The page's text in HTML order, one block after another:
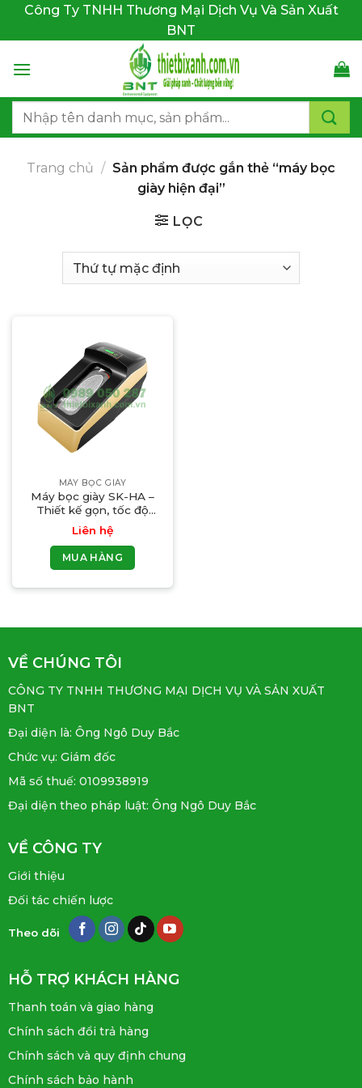
dung
Công Ty TNHH Thương Mại Dịch Vụ Và Sản Xuất
BNT
Tìm
Trang chủ / Sản phẩm được gắn thẻ “máy bọc
giày hiện đại”
LỌC
MÁY BỌC GIÀY
Máy bọc giày SK-HA –
Thiết kế gọn, tốc độ
nhanh, dùng cực tiện
Liên hệ
MUA HÀNG
VỀ CHÚNG TÔI
CÔNG TY TNHH THƯƠNG MẠI DỊCH VỤ VÀ SẢN XUẤT
BNT
Đại diện là: Ông Ngô Duy Bắc
Chức vụ: Giám đốc
Mã số thuế: 0109938919
Đại diện theo pháp luật: Ông Ngô Duy Bắc
VỀ CÔNG TY
Giới thiệu
Đối tác chiến lược
Theo dõi
HỖ TRỢ KHÁCH HÀNG
Thanh toán và giao hàng
Chính sách đổi trả hàng
Chính sách và quy định chung
Chính sách bảo hành